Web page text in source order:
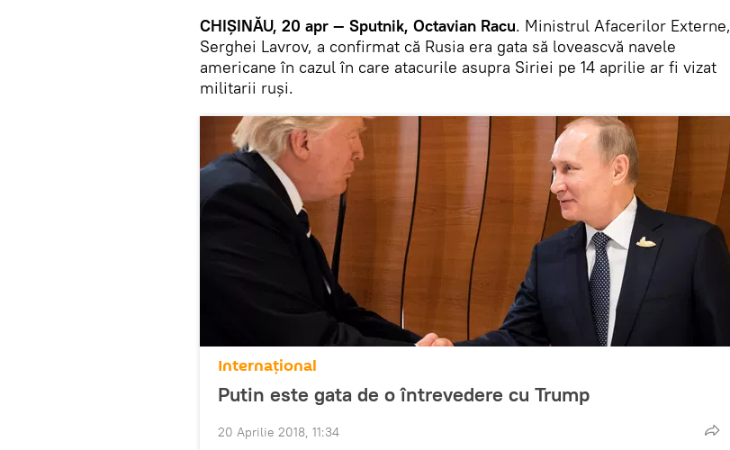
CHIȘINĂU, 20 apr — Sputnik, Octavian Racu. Ministrul Afacerilor Externe,
Serghei Lavrov, a confirmat că Rusia era gata să loveascvă navele
americane în cazul în care atacurile asupra Siriei pe 14 aprilie ar fi vizat
militarii ruși.
Internaţional
Putin este gata de o întrevedere cu Trump
20 Aprilie 2018, 11:34